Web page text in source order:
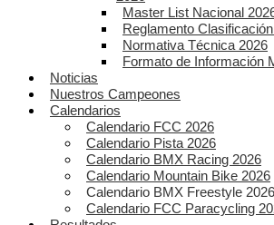
Master List Nacional
Reglamento
Normativa Técnica 2026
Formato de Información
Noticias
Nuestros Campeones
Calendarios
Calendario FCC 2026
Calendario Pista 2026
Calendario BMX Racing 2026
Calendario Mountain Bike 2026
Calendario BMX Freestyle 2026
Calendario FCC Paracycling